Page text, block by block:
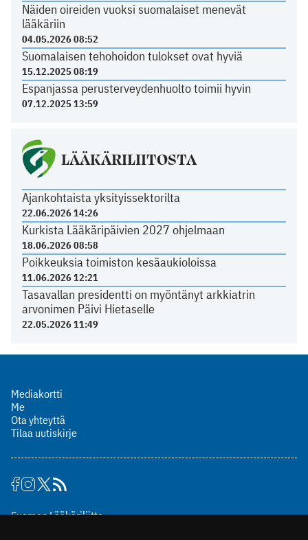
Näiden oireiden vuoksi suomalaiset menevät
lääkäriin
04.05.2026 08:52
Suomalaisen tehohoidon tulokset ovat hyviä
15.12.2025 08:19
Espanjassa perusterveydenhuolto toimii hyvin
07.12.2025 13:59
LÄÄKÄRILIITOSTA
Ajankohtaista yksityissektorilta
22.06.2026 14:26
Kurkista Lääkäripäivien 2027 ohjelmaan
18.06.2026 08:58
Poikkeuksia toimiston kesäaukioloissa
11.06.2026 12:21
Tasavallan presidentti on myöntänyt arkkiatrin
arvonimen Päivi Hietaselle
22.05.2026 11:49
Mediakortti
Me
Ota yhteyttä
Tilaa uutiskirje
Suomen Lääkäriliitto